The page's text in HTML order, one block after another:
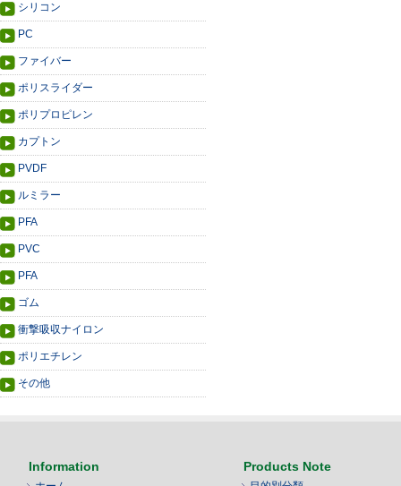
シリコン
PC
ファイバー
ポリスライダー
ポリプロピレン
カプトン
PVDF
ルミラー
PFA
PVC
PFA
ゴム
衝撃吸収ナイロン
ポリエチレン
その他
Information Products Note